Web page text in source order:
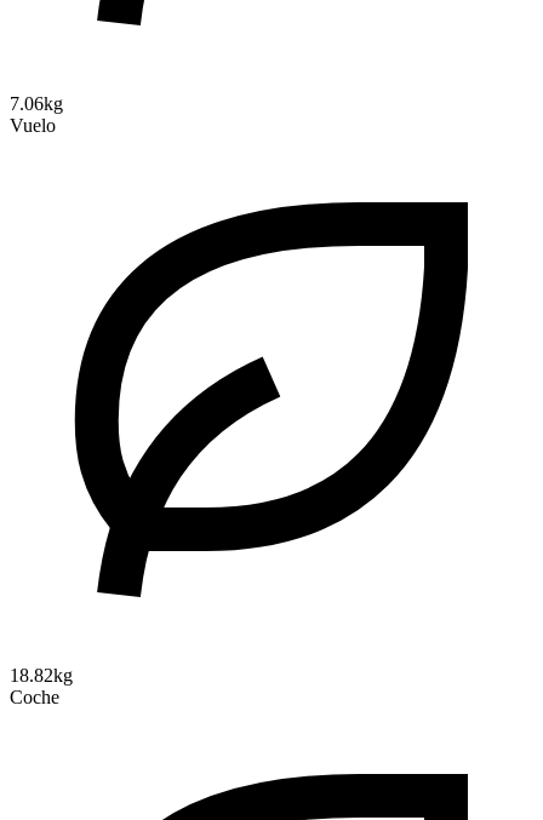
7.06kg
Vuelo
18.82kg
Coche